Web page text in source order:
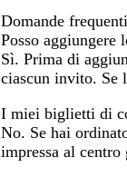
Domande frequenti
Posso aggiungere
Sì. Prima di
ciascun invito. Se
I miei biglietti di
No. Se hai
impressa al